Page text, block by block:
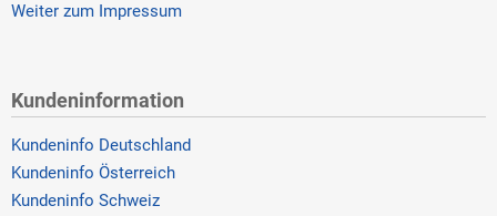
Weiter zum Impressum
Kundeninformation
Kundeninfo Deutschland
Kundeninfo Österreich
Kundeninfo Schweiz